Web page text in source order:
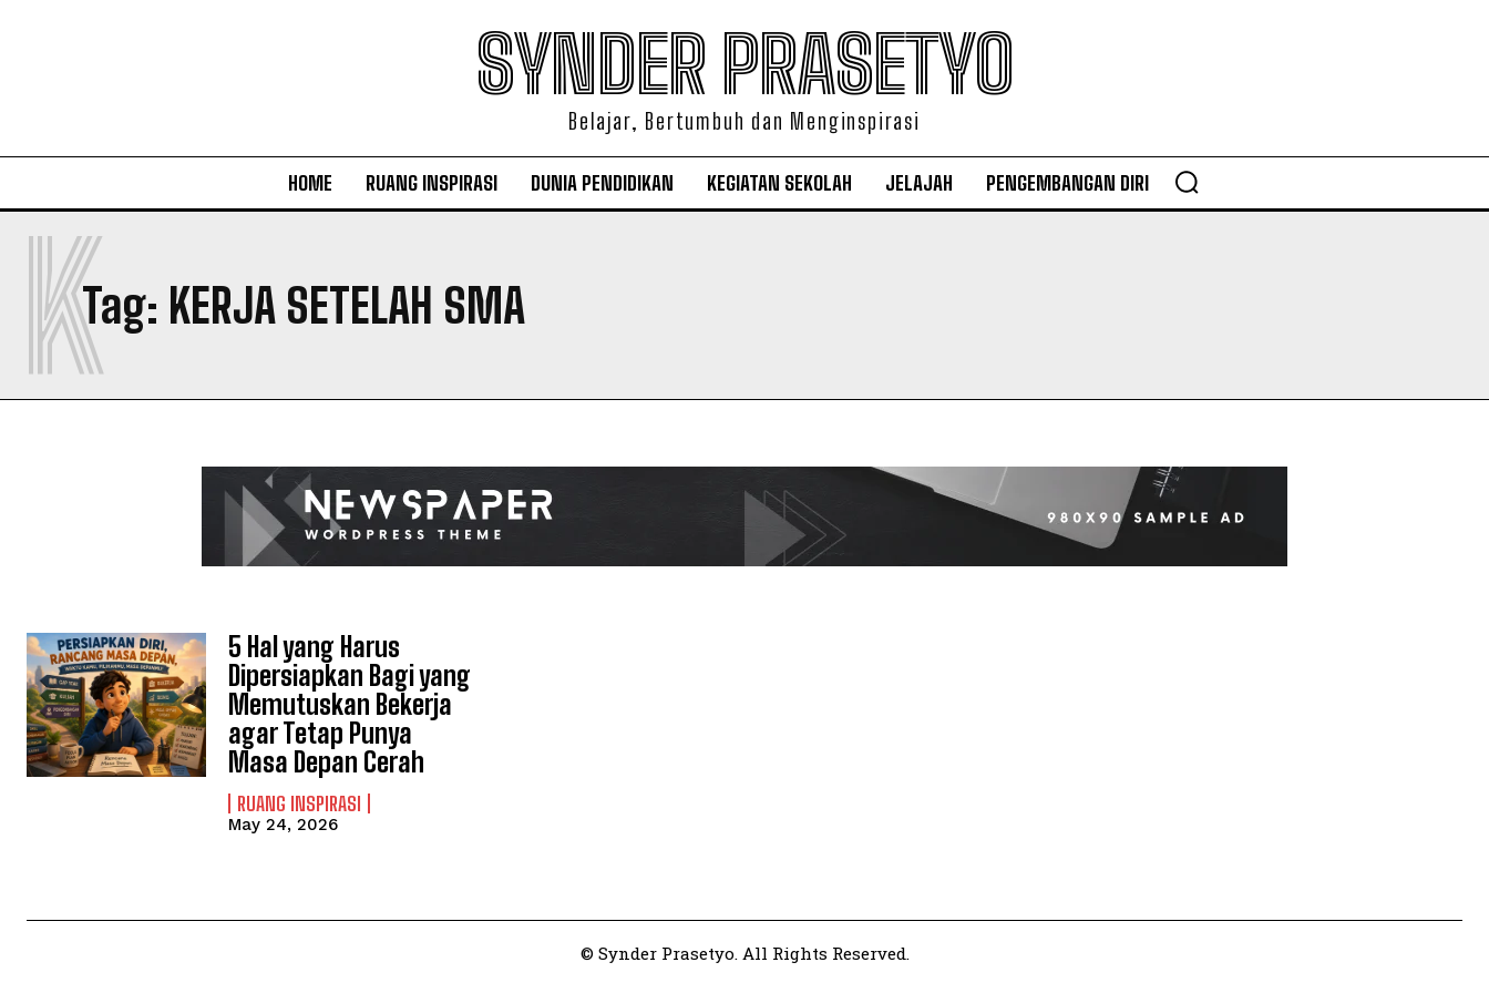
SYNDER PRASETYO
Belajar, Bertumbuh dan Menginspirasi
HOME RUANG INSPIRASI DUNIA PENDIDIKAN KEGIATAN SEKOLAH JELAJAH PENGEMBANGAN DIRI
Tag: KERJA SETELAH SMA
K
5 Hal yang Harus
Dipersiapkan Bagi yang
Memutuskan Bekerja
agar Tetap Punya
Masa Depan Cerah
RUANG INSPIRASI
May 24, 2026
© Synder Prasetyo. All Rights Reserved.